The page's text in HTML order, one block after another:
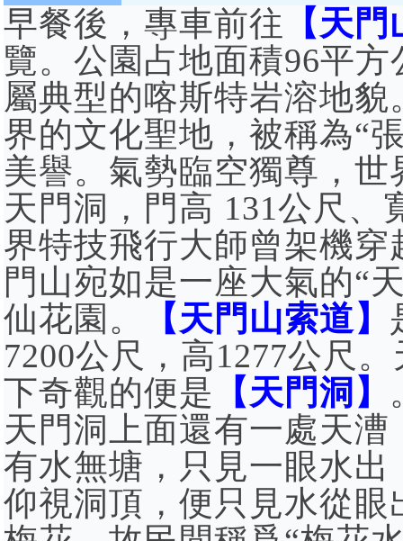
早餐後，專車前往 【天
覽。公園占地面積96平
屬典型的喀斯特岩溶地
界的文化聖地，被稱為“
美譽。氣勢臨空獨尊，
天門洞，門高 131公尺、
界特技飛行大師曾架機
門山宛如是一座大氣的“
仙花園。
【天門山索道】
7200公尺，高1277公尺
下奇觀的便是 【天門洞】
天門洞上面還有一處天
有水無塘，只見一眼水
仰視洞頂，便只見水從